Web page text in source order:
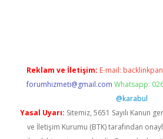
Reklam ve İletişim: E-mail:
forumhizmeti@gmail.com Whatsapp:
@karabul
Yasal Uyarı: Sitemiz, 5651 Sayılı Kanun
ve İletişim Kurumu (BTK) tarafından